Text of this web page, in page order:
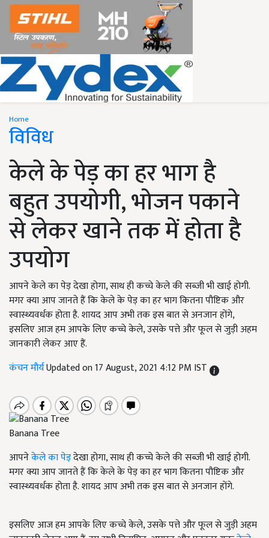
Home
विविध
केले के पेड़ का हर भाग है
बहुत उपयोगी, भोजन पकाने
से लेकर खाने तक में होता है
उपयोग
आपने केले का पेड़ देखा होगा, साथ ही कच्चे केले की सब्जी भी खाई होगी.
मगर क्या आप जानते हैं कि केले के पेड़ का हर भाग कितना पौष्टिक और
स्वास्थ्यवर्धक होता है. शायद आप अभी तक इस बात से अनजान होंगे,
इसलिए आज हम आपके लिए कच्चे केले, उसके पत्ते और फूल से जुड़ी अहम
जानकारी लेकर आए हैं.
कंचन मौर्यUpdated on 17 August, 2021 4:12 PM IST
Banana Tree
आपनेकेले का पेड़देखा होगा, साथ ही कच्चे केले की सब्जी भी खाई होगी.
मगर क्या आप जानते हैं कि केले के पेड़ का हर भाग कितना पौष्टिक और
स्वास्थ्यवर्धक होता है. शायद आप अभी तक इस बात से अनजान होंगे.
इसलिए आज हम आपके लिए कच्चे केले, उसके पत्ते और फूल से जुड़ी अहम